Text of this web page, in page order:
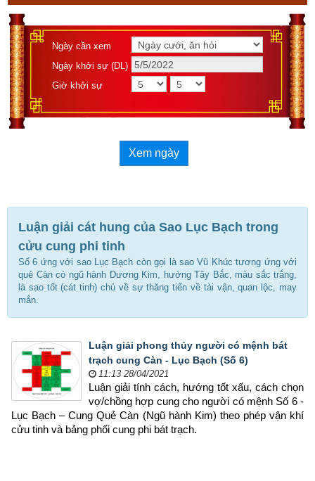
Ngày cần xem
Ngày khởi sự (DL)
Giờ khởi sự
Xem ngày
Luận giải cát hung của Sao Lục Bạch trong
cửu cung phi tinh
Số 6 ứng với sao Lục Bạch còn gọi là sao Vũ Khúc tương ứng với
quẻ Càn có ngũ hành Dương Kim, hướng Tây Bắc, màu sắc trắng,
là sao tốt (cát tinh) chủ về sự thăng tiến về tài vận, quan lộc, may
mắn.
Luận giải phong thủy người có mệnh bát
trạch cung Càn - Lục Bạch (Số 6)
11:13 28/04/2021
Luận giải tính cách, hướng tốt xấu, cách chọn
vợ/chồng hợp cung cho người có mệnh Số 6 -
Lục Bạch – Cung Quẻ Càn (Ngũ hành Kim) theo phép vận khí
cửu tinh và bảng phối cung phi bát trạch.